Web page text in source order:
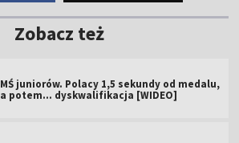
Zobacz też
MŚ juniorów. Polacy 1,5 sekundy od medalu,
a potem... dyskwalifikacja [WIDEO]